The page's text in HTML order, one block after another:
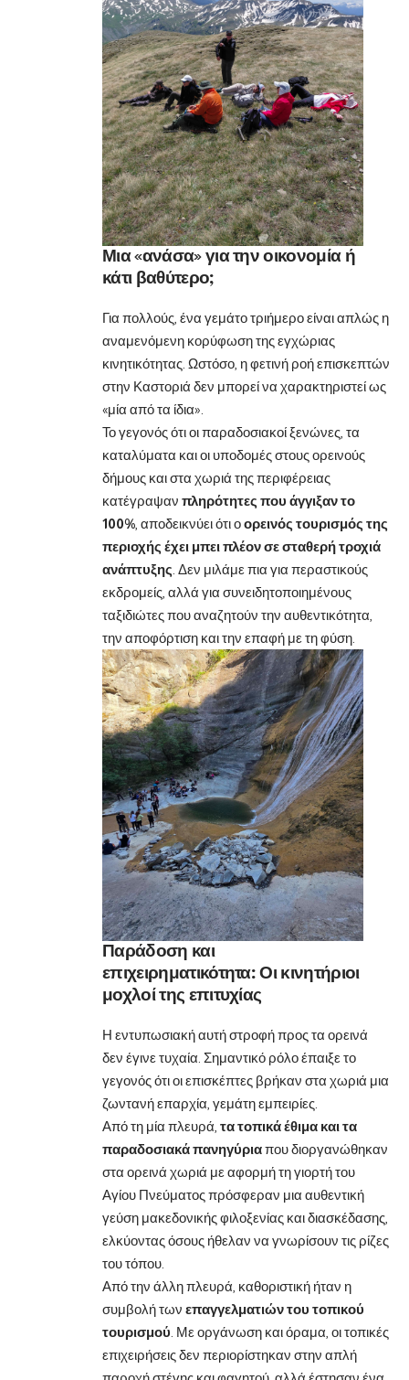
Μια «ανάσα» για την οικονομία ή
κάτι βαθύτερο;
Για πολλούς, ένα γεμάτο τριήμερο είναι απλώς η
αναμενόμενη κορύφωση της εγχώριας
κινητικότητας. Ωστόσο, η φετινή ροή επισκεπτών
στην Καστοριά δεν μπορεί να χαρακτηριστεί ως
«μία από τα ίδια».
Το γεγονός ότι οι παραδοσιακοί ξενώνες, τα
καταλύματα και οι υποδομές στους ορεινούς
δήμους και στα χωριά της περιφέρειας
κατέγραψαν πληρότητες που άγγιξαν το
100% , αποδεικνύει ότι οορεινός τουρισμός της
περιοχής έχει μπει πλέον σε σταθερή τροχιά
ανάπτυξης . Δεν μιλάμε πια για περαστικούς
εκδρομείς, αλλά για συνειδητοποιημένους
ταξιδιώτες που αναζητούν την αυθεντικότητα,
την αποφόρτιση και την επαφή με τη φύση.
Παράδοση και
επιχειρηματικότητα: Οι κινητήριοι
μοχλοί της επιτυχίας
Η εντυπωσιακή αυτή στροφή προς τα ορεινά
δεν έγινε τυχαία. Σημαντικό ρόλο έπαιξε το
γεγονός ότι οι επισκέπτες βρήκαν στα χωριά μια
ζωντανή επαρχία, γεμάτη εμπειρίες.
Από τη μία πλευρά, τα τοπικά έθιμα και τα
παραδοσιακά πανηγύριαπου διοργανώθηκαν
στα ορεινά χωριά με αφορμή τη γιορτή του
Αγίου Πνεύματος πρόσφεραν μια αυθεντική
γεύση μακεδονικής φιλοξενίας και διασκέδασης,
ελκύοντας όσους ήθελαν να γνωρίσουν τις ρίζες
του τόπου.
Από την άλλη πλευρά, καθοριστική ήταν η
συμβολή των επαγγελματιών του τοπικού
τουρισμού . Με οργάνωση και όραμα, οι τοπικές
επιχειρήσεις δεν περιορίστηκαν στην απλή